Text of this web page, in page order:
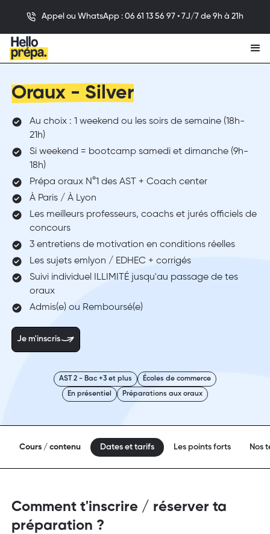
Appel ou WhatsApp : 06 61 13 56 97 • 7J/7 de 9h à 21h
Oraux - Silver
Au choix : 1 weekend ou les soirs de semaine (18h-
21h)
Si weekend = bootcamp samedi et dimanche (9h-
18h)
Prépa oraux N°1 des AST + Coach center
À Paris / À Lyon
Les meilleurs professeurs, coachs et jurés officiels de
concours
3 entretiens de motivation en conditions réelles
Les sujets emlyon / EDHEC + corrigés
Suivi individuel ILLIMITÉ jusqu'au passage de tes
oraux
Admis(e) ou Remboursé(e)
Je m'inscris
Écoles de commerce
AST 2 - Bac +3 et plus
Préparations aux oraux
En présentiel
Cours / contenu Dates et tarifs Les points forts Nos
Comment t'inscrire / réserver ta
préparation ?